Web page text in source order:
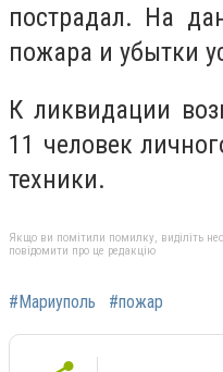
пострадал. На
пожара и убытки
К ликвидации
11 человек
техники.
Якщо ви помітили помилку, виділіть
повідомити про це редакцію
#Мариуполь #пожар